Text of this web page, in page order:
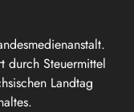
durch Steuermittel
Landtag